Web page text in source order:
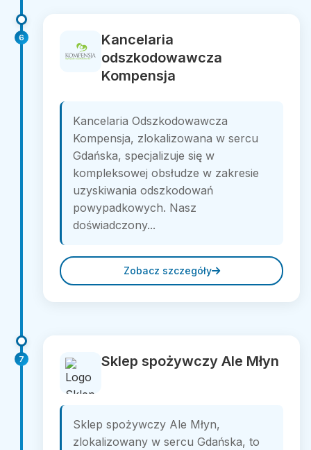
6
Kancelaria
odszkodowawcza
Kompensja
Kancelaria Odszkodowawcza
Kompensja, zlokalizowana w sercu
Gdańska, specjalizuje się w
kompleksowej obsłudze w zakresie
uzyskiwania odszkodowań
powypadkowych. Nasz
doświadczony...
Zobacz szczegóły
7 Sklep spożywczy Ale Młyn
Sklep spożywczy Ale Młyn,
zlokalizowany w sercu Gdańska, to